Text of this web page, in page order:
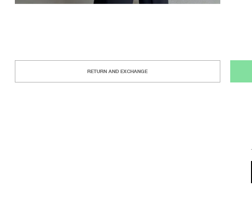
RETURN AND EXCHANGE